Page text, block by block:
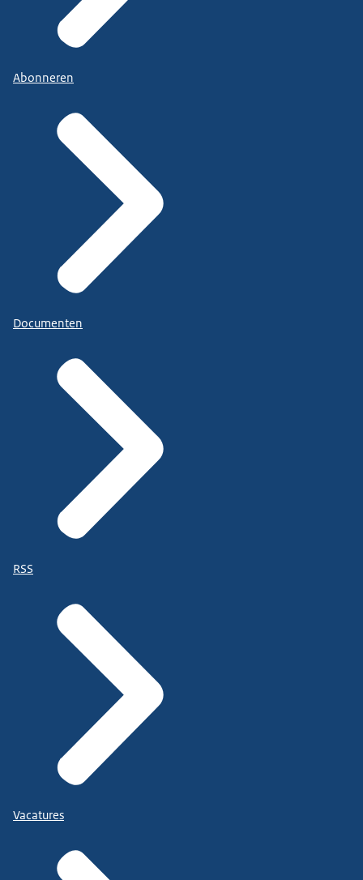
Abonneren
Documenten
RSS
Vacatures